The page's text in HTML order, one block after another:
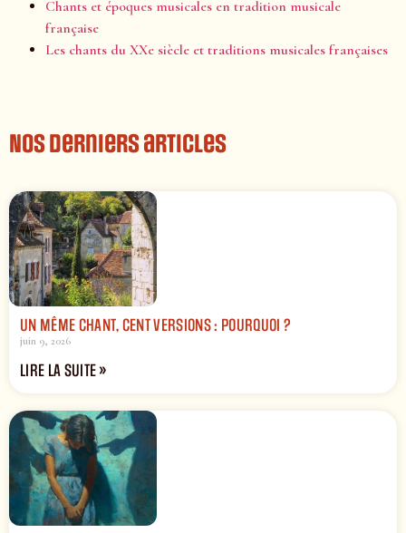
Chants et époques musicales en tradition musicale
française
Les chants du XXe siècle et traditions musicales françaises
Nos derniers articles
UN MÊME CHANT, CENT VERSIONS : POURQUOI ?
juin 9, 2026
LIRE LA SUITE »